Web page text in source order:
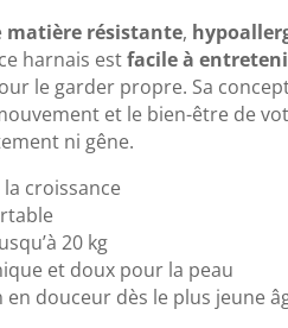
matière résistante,
harnais estfacile à
le garder propre. Sa
et le bien-être de
ni gêne.
croissance
20 kg
et doux pour la peau
en douceur dès le plus jeune